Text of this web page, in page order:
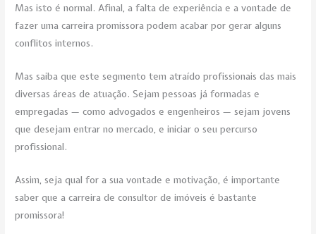
Mas isto é normal. Afinal, a falta de experiência e a vontade de
fazer uma carreira promissora podem acabar por gerar alguns
conflitos internos.
Mas saiba que este segmento tem atraído profissionais das mais
diversas áreas de atuação. Sejam pessoas já formadas e
empregadas — como advogados e engenheiros — sejam jovens
que desejam entrar no mercado, e iniciar o seu percurso
profissional.
Assim, seja qual for a sua vontade e motivação, é importante
saber que a carreira de consultor de imóveis é bastante
promissora!